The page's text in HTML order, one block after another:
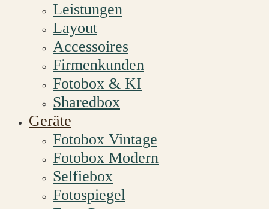
Leistungen
Layout
Accessoires
Firmenkunden
Fotobox & KI
Sharedbox
Geräte
Fotobox Vintage
Fotobox Modern
Selfiebox
Fotospiegel